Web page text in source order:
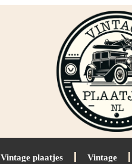
Vintage plaatjes Vintage